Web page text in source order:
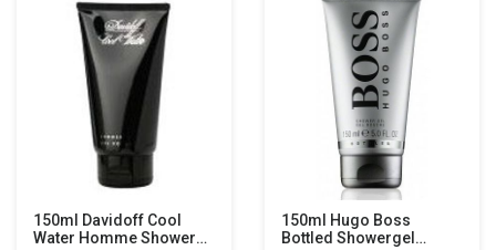
150ml Davidoff Cool
Water Homme Shower
150ml Hugo Boss
Bottled Showergel